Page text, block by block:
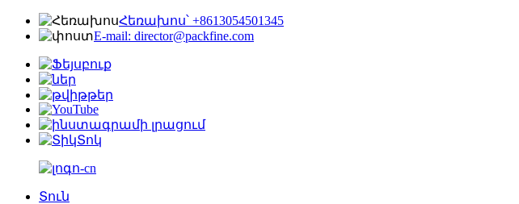
Հեռախոս՝ +8613054501345
E-mail: director@packfine.com
Տուն